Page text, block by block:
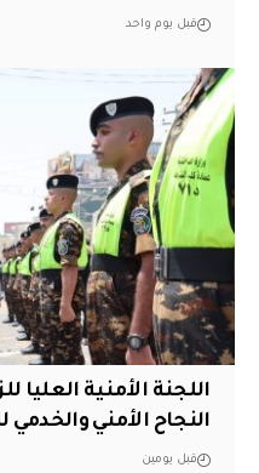
قبل يوم واحد
اللجنة الأمنية العليا
النجاح الأمني والخدمي
قبل يومين